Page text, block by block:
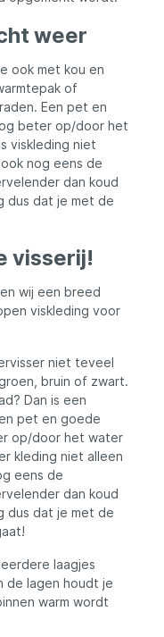
doordachte
bijzondere
snit,
dragen.
is licht van
De jas
dat
Hierdoor kan
terwijl
wordt
gebruikt
naar
De
met
zonder
maar
beter
Houdt je
is 100%
voor ruig
stortbui.
heeft deze
weer
ook met kou en
of
Een pet en
beter op/door het
viskleding niet
nog eens de
dan koud
dus dat je met de
visserij!
wij een breed
viskleding voor
niet teveel
bruin of zwart.
Dan is een
pet en goede
op/door het water
kleding niet alleen
eens de
dan koud
dus dat je met de
laagjes
de lagen houdt je
warm wordt